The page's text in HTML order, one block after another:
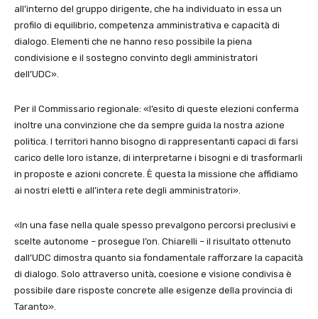
all’interno del gruppo dirigente, che ha individuato in essa un
profilo di equilibrio, competenza amministrativa e capacità di
dialogo. Elementi che ne hanno reso possibile la piena
condivisione e il sostegno convinto degli amministratori
dell’UDC».
Per il Commissario regionale: «l’esito di queste elezioni conferma
inoltre una convinzione che da sempre guida la nostra azione
politica. I territori hanno bisogno di rappresentanti capaci di farsi
carico delle loro istanze, di interpretarne i bisogni e di trasformarli
in proposte e azioni concrete. È questa la missione che affidiamo
ai nostri eletti e all’intera rete degli amministratori».
«In una fase nella quale spesso prevalgono percorsi preclusivi e
scelte autonome – prosegue l’on. Chiarelli – il risultato ottenuto
dall’UDC dimostra quanto sia fondamentale rafforzare la capacità
di dialogo. Solo attraverso unità, coesione e visione condivisa è
possibile dare risposte concrete alle esigenze della provincia di
Taranto».